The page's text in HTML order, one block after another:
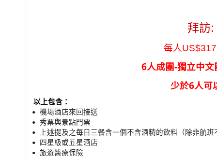
拜訪
每人
6人成團-獨立中
少於6人可
以上包含：
• 機場酒店來回接送
• 秀票與景點門票
• 上述提及之每日三餐含一個不含酒精的飲料（ 除非航班
• 四星級或五星酒店
• 旅遊醫療保險